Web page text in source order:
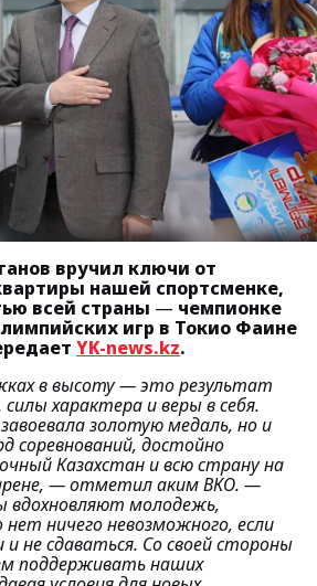
вручил ключи от
нашей спортсменке,
всей страны — чемпионке
игр в Токио Фаине
YK-news.kz.
в высоту — это результат
характера и веры в себя.
золотую медаль, но и
соревнований, достойно
Казахстан и всю страну на
—отметил аким ВКО. —
вдохновляют молодежь,
ничего невозможного, если
и не сдаваться. Со своей стороны
поддерживать наших